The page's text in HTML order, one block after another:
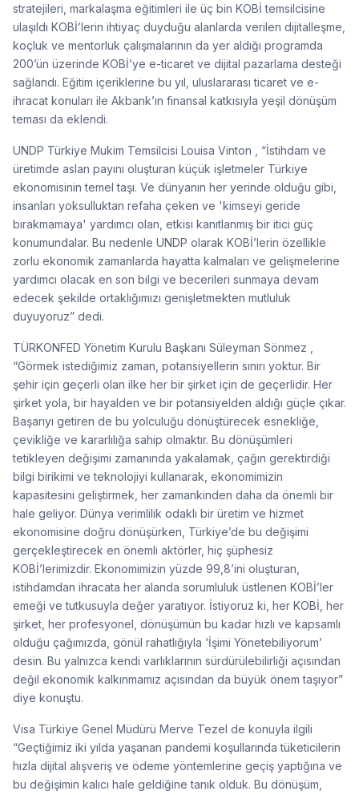
stratejileri, markalaşma eğitimleri ile üç bin KOBİ temsilcisine
ulaşıldı KOBİ’lerin ihtiyaç duyduğu alanlarda verilen dijitalleşme,
koçluk ve mentorluk çalışmalarının da yer aldığı programda
200’ün üzerinde KOBİ’ye e-ticaret ve dijital pazarlama desteği
sağlandı. Eğitim içeriklerine bu yıl, uluslararası ticaret ve e-
ihracat konuları ile Akbank’ın finansal katkısıyla yeşil dönüşüm
teması da eklendi.
UNDP Türkiye Mukim Temsilcisi Louisa Vinton , “İstihdam ve
üretimde aslan payını oluşturan küçük işletmeler Türkiye
ekonomisinin temel taşı. Ve dünyanın her yerinde olduğu gibi,
insanları yoksulluktan refaha çeken ve 'kimseyi geride
bırakmamaya' yardımcı olan, etkisi kanıtlanmış bir itici güç
konumundalar. Bu nedenle UNDP olarak KOBİ’lerin özellikle
zorlu ekonomik zamanlarda hayatta kalmaları ve gelişmelerine
yardımcı olacak en son bilgi ve becerileri sunmaya devam
edecek şekilde ortaklığımızı genişletmekten mutluluk
duyuyoruz” dedi.
TÜRKONFED Yönetim Kurulu Başkanı Süleyman Sönmez ,
“Görmek istediğimiz zaman, potansiyellerin sınırı yoktur. Bir
şehir için geçerli olan ilke her bir şirket için de geçerlidir. Her
şirket yola, bir hayalden ve bir potansiyelden aldığı güçle çıkar.
Başarıyı getiren de bu yolculuğu dönüştürecek esnekliğe,
çevikliğe ve kararlılığa sahip olmaktır. Bu dönüşümleri
tetikleyen değişimi zamanında yakalamak, çağın gerektirdiği
bilgi birikimi ve teknolojiyi kullanarak, ekonomimizin
kapasitesini geliştirmek, her zamankinden daha da önemli bir
hale geliyor. Dünya verimlilik odaklı bir üretim ve hizmet
ekonomisine doğru dönüşürken, Türkiye’de bu değişimi
gerçekleştirecek en önemli aktörler, hiç şüphesiz
KOBİ’lerimizdir. Ekonomimizin yüzde 99,8’ini oluşturan,
istihdamdan ihracata her alanda sorumluluk üstlenen KOBİ’ler
emeği ve tutkusuyla değer yaratıyor. İstiyoruz ki, her KOBİ, her
şirket, her profesyonel, dönüşümün bu kadar hızlı ve kapsamlı
olduğu çağımızda, gönül rahatlığıyla ‘İşimi Yönetebiliyorum’
desin. Bu yalnızca kendi varlıklarının sürdürülebilirliği açısından
değil ekonomik kalkınmamız açısından da büyük önem taşıyor”
diye konuştu.
Visa Türkiye Genel Müdürü Merve Tezel de konuyla ilgili
“Geçtiğimiz iki yılda yaşanan pandemi koşullarında tüketicilerin
hızla dijital alışveriş ve ödeme yöntemlerine geçiş yaptığına ve
bu değişimin kalıcı hale geldiğine tanık olduk. Bu dönüşüm,